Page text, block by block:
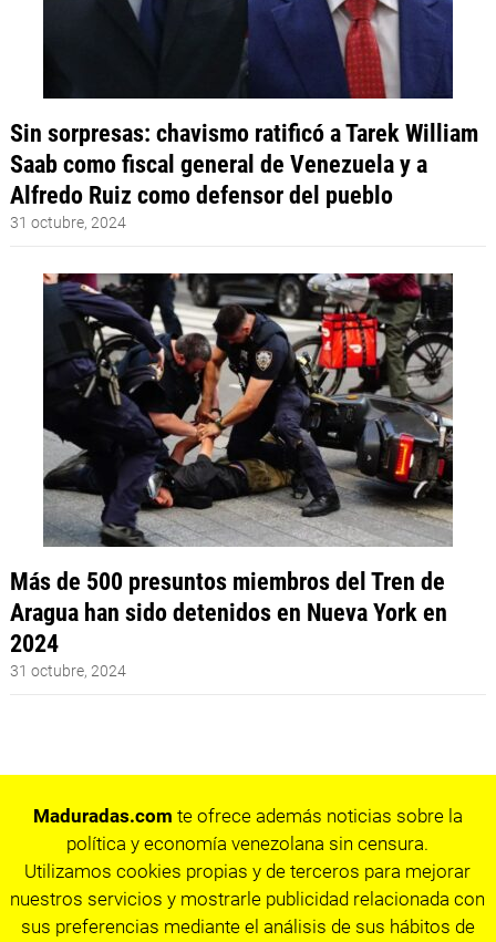
Sin sorpresas: chavismo ratificó a Tarek William
Saab como fiscal general de Venezuela y a
Alfredo Ruiz como defensor del pueblo
31 octubre, 2024
Más de 500 presuntos miembros del Tren de
Aragua han sido detenidos en Nueva York en
2024
31 octubre, 2024
Maduradas.com te ofrece además noticias sobre la
política y economía venezolana sin censura.
Utilizamos cookies propias y de terceros para mejorar
nuestros servicios y mostrarle publicidad relacionada con
sus preferencias mediante el análisis de sus hábitos de